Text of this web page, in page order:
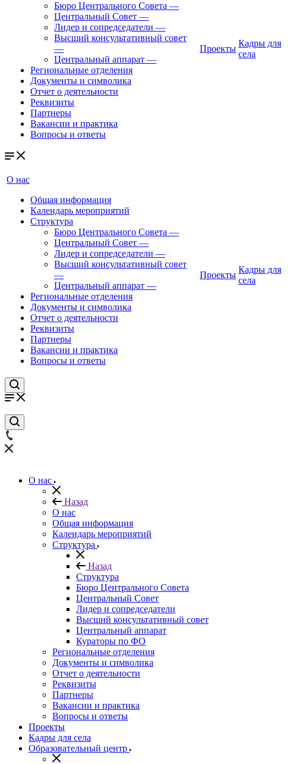
Бюро Центрального Совета —
Центральный Совет —
Лидер и сопредседатели —
Высший консультативный совет
—
Центральный аппарат —
Региональные отделения
Документы и символика
Отчет о деятельности
Реквизиты
Партнеры
Вакансии и практика
Вопросы и ответы
Проекты
Кадры для
села
О нас
Общая информация
Календарь мероприятий
Структура
Бюро Центрального Совета —
Центральный Совет —
Лидер и сопредседатели —
Высший консультативный совет
—
Центральный аппарат —
Региональные отделения
Документы и символика
Отчет о деятельности
Реквизиты
Партнеры
Вакансии и практика
Вопросы и ответы
Проекты
Кадры для
села
О нас
Назад
О нас
Общая информация
Календарь мероприятий
Структура
Назад
Структура
Бюро Центрального Совета
Центральный Совет
Лидер и сопредседатели
Высший консультативный совет
Центральный аппарат
Кураторы по ФО
Региональные отделения
Документы и символика
Отчет о деятельности
Реквизиты
Партнеры
Вакансии и практика
Вопросы и ответы
Проекты
Кадры для села
Образовательный центр